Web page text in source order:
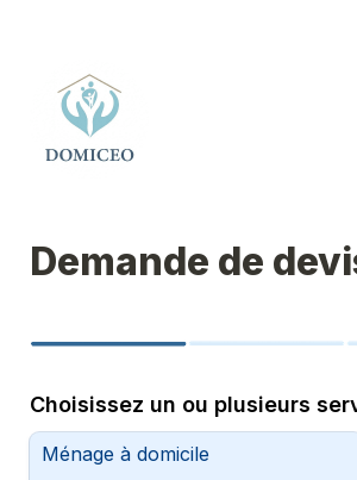
Demande de
Choisissez un ou plusieurs
Ménage à domicile